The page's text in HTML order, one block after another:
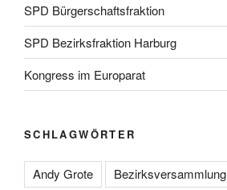
SPD Bürgerschaftsfraktion
SPD Bezirksfraktion Harburg
Kongress im Europarat
SCHLAGWÖRTER
Andy Grote Bezirksversammlung